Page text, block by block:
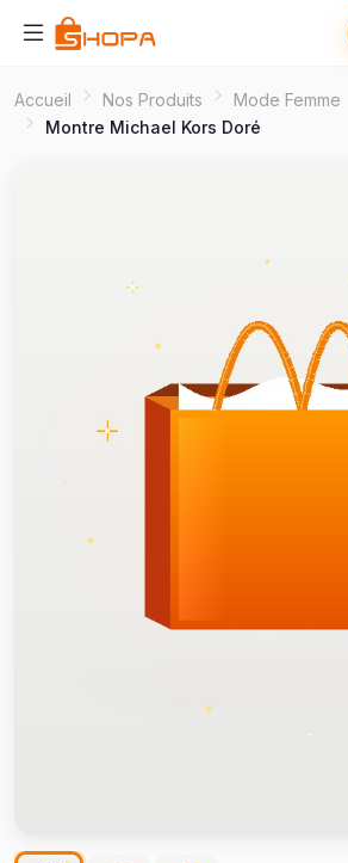
Accueil Nos Produits
Mode Femme
Montre Michael Kors Doré